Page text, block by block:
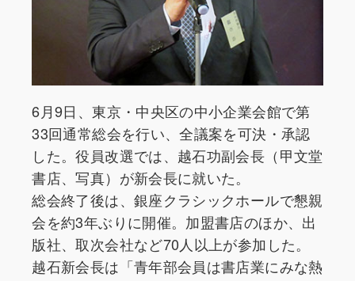
6月9日、東京・中央区の中小企業会館で第
33回通常総会を行い、全議案を可決・承認
した。役員改選では、越石功副会長（甲文堂
書店、写真）が新会長に就いた。
総会終了後は、銀座クラシックホールで懇親
会を約3年ぶりに開催。加盟書店のほか、出
版社、取次会社など70人以上が参加した。
越石新会長は「青年部会員は書店業にみな熱